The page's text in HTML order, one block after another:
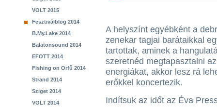
VOLT 2015
Fesztiválblog 2014
B.My.Lake 2014
Balatonsound 2014
EFOTT 2014
Fishing on Orfű 2014
Strand 2014
Sziget 2014
VOLT 2014
A helyszínt egyébként a
zenekar tagjai barátaikkal
tartottak, aminek a
szeretnéd megtapasztalni
energiákat, akkor lesz rá
erőkkel koncertezik.
Indítsuk az időt az Éva